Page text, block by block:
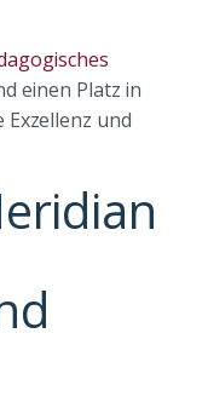
einen Platz in
und